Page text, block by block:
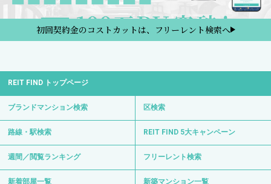
初回契約金のコストカットは、フリーレント検索へ
REIT FIND トップページ
ブランドマンション検索 区検索
路線・駅検索 REIT FIND 5大キャンペーン
週間／閲覧ランキング フリーレント検索
新着部屋一覧 新築マンション一覧